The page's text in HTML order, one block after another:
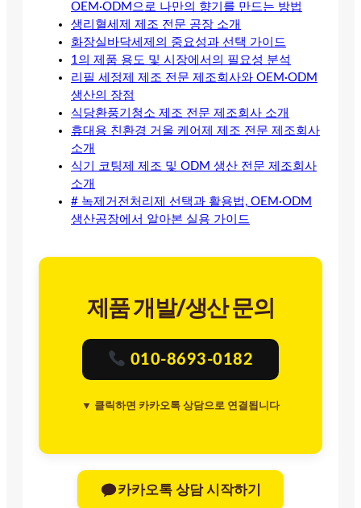
OEM·ODM으로 나만의 향기를 만드는 방법
생리혈세제 제조 전문 공장 소개
화장실바닥세제의 중요성과 선택 가이드
1의 제품 용도 및 시장에서의 필요성 분석
리필 세정제 제조 전문 제조회사와 OEM·ODM
생산의 장점
식당환풍기청소 제조 전문 제조회사 소개
휴대용 친환경 거울 케어제 제조 전문 제조회사
소개
식기 코팅제 제조 및 ODM 생산 전문 제조회사
소개
# 녹제거전처리제 선택과 활용법, OEM·ODM
생산공장에서 알아본 실용 가이드
제품 개발/생산 문의
010-8693-0182
▼ 클릭하면 카카오톡 상담으로 연결됩니다
카카오톡 상담 시작하기